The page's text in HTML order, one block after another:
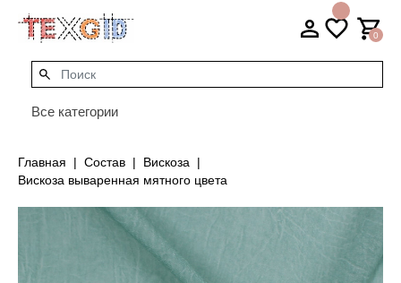
0
Все категории
Главная Состав
Вискоза
Вискоза вываренная мятного цвета